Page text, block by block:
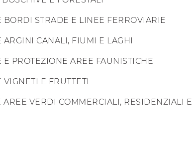
STRADE E LINEE FERROVIARIE
CANALI, FIUMI E LAGHI
PROTEZIONE AREE FAUNISTICHE
E FRUTTETI
VERDI COMMERCIALI, RESIDENZIALI E